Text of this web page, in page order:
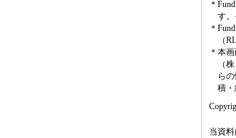
＊
す
＊
（
＊ 本
（
ら
積・
当資